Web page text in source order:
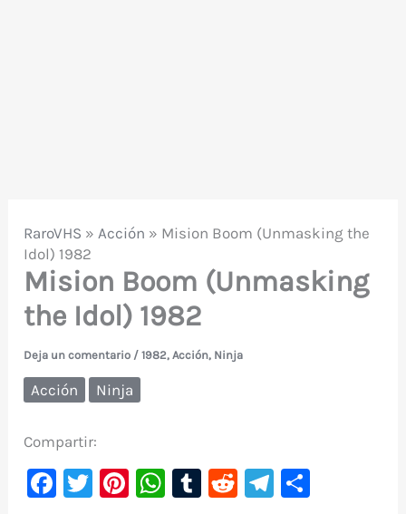
RaroVHS » Acción » Mision Boom (Unmasking the
Idol) 1982
Mision Boom (Unmasking
the Idol) 1982
Deja un comentario /1982,Acción, Ninja
Acción Ninja
Compartir:
F
T
Pi W T
R
Te